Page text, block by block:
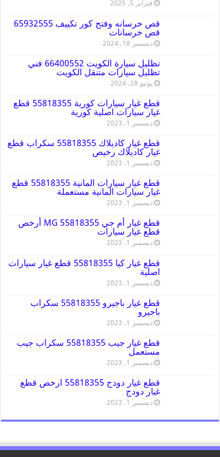
فبراير 5, 2025
قص خرسانه وفتح كور تكييف 65932555
قص خرسانات
ديسمبر 18, 2024
تظليل سيارة الكويت 66400552 فني
تظليل سيارات متنقل الكويت
يونيو 28, 2024
قطع غيار سيارات كورية 55818355 قطع
غيار سيارات اصلية كورية
ديسمبر 1, 2023
قطع غيار كاديلاك 55818355 سكراب قطع
غيار كاديلاك رخيص
ديسمبر 1, 2023
قطع غيار سيارات المانية 55818355 قطع
غيار سيارات المانية مستعملة
ديسمبر 1, 2023
قطع غيار أم جي MG 55818355 أرخص
قطع غيار سيارات
ديسمبر 1, 2023
قطع غيار كيا 55818355 قطع غيار سيارات
اصلية
ديسمبر 1, 2023
قطع غيار باجيرو 55818355 سكراب
باجيرو
ديسمبر 1, 2023
قطع غيار جيب 55818355 سكراب جيب
مستعمل
ديسمبر 1, 2023
قطع غيار دودج 55818355 ارخص قطع
غيار دودج
ديسمبر 1, 2023